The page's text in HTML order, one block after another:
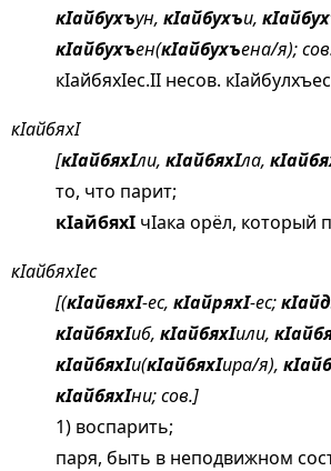
кIайбухъун, кIайбухъи,
кIайбухъен(кIайбухъена/я);
кIайбяхIес.II несов.
кIайбяхI
[кIайбяхIли, кIайбяхIла,
то, что парит;
кIайбяхI чIака орёл, который
кIайбяхIес
[(кIайвяхI-ес, кIайряхI-ес;
кIайбяхIиб, кIайбяхIили,
кIайбяхIи(кIайбяхIира/я),
кIайбяхIни; сов.]
1) воспарить;
паря, быть в неподвижном